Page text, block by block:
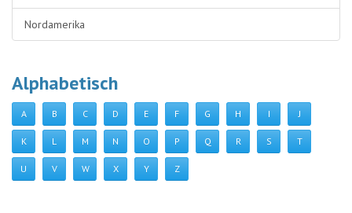
Nordamerika
Alphabetisch
A B C D E F G H I J
K L M N O P Q R S T
U V W X Y Z